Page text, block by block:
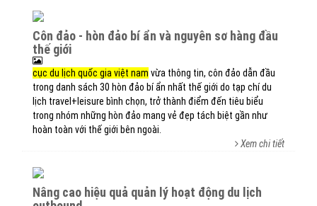
côn đảo - hòn đảo bí ẩn và nguyên sơ hàng đầu
thế giới
cục du lịch quốc gia việt nam vừa thông tin, côn đảo dẫn đầu
trong danh sách 30 hòn đảo bí ẩn nhất thế giới do tạp chí du
lịch travel+leisure bình chọn, trở thành điểm đến tiêu biểu
trong nhóm những hòn đảo mang vẻ đẹp tách biệt gần như
hoàn toàn với thế giới bên ngoài.
Xem chi tiết
nâng cao hiệu quả quản lý hoạt động du lịch